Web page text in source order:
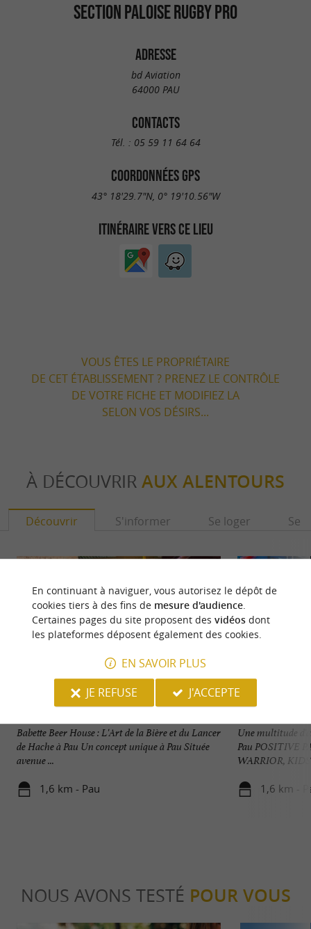
SECTION PALOISE RUGBY PRO
ADRESSE
bd Aviation
64000 PAU
CONTACTS
Tél. : 05 59 11 64 64
COORDONNÉES GPS
43° 18'29.7"N, 0° 19'10.56"W
ITINÉRAIRE VERS CE LIEU
VOUS ÊTES LE PROPRIÉTAIRE
DE CET ÉTABLISSEMENT ? PRENEZ LE CONTRÔLE
DE VOTRE FICHE ET MODIFIEZ LA
SELON VOS DÉSIRS...
À DÉCOUVRIR AUX ALENTOURS
Découvrir S'informer Se loger Se
Babette Beer House : L'Art de la Bière et du Lancer
de Hache à Pau Un concept unique à Pau Située
avenue ...
1,6 km - Pau
Une multitude
Pau POSITIVE
WARRIOR,
1,6 km -
NOUS AVONS TESTÉ POUR VOUS
En continuant à naviguer, vous autorisez le dépôt de
cookies tiers à des fins de mesure d'audience.
Certaines pages du site proposent des vidéosdont
les plateformes déposent également des cookies.
EN SAVOIR PLUS
JE REFUSE
J'ACCEPTE